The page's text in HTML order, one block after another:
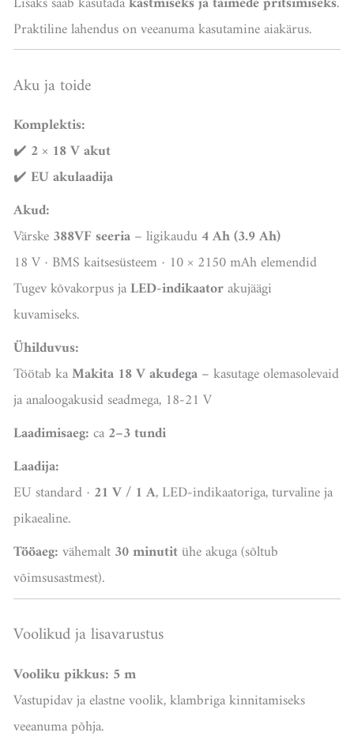
Praktiline lahendus on veeanuma kasutamine aiakärus.
Aku ja toide
Komplektis:
✔️ 2 × 18 V akut
✔️EU akulaadija
Akud:
Värske388VF seeria– ligikaudu4 Ah (3.9 Ah)
18 V · BMS kaitsesüsteem · 10 × 2150 mAh elemendid
Tugev kõvakorpus jaLED-indikaatorakujäägi
kuvamiseks.
Ühilduvus:
Töötab kaMakita 18 V akudega– kasutage olemasolevaid
ja analoogakusid seadmega, 18-21 V
Laadimisaeg:ca2–3 tundi
Laadija:
EU standard · 21 V / 1 A, LED-indikaatoriga, turvaline ja
pikaealine.
Tööaeg:vähemalt30 minutitühe akuga (sõltub
võimsusastmest).
Voolikud ja lisavarustus
Vooliku pikkus: 5 m
Vastupidav ja elastne voolik, klambriga kinnitamiseks
veeanuma põhja.